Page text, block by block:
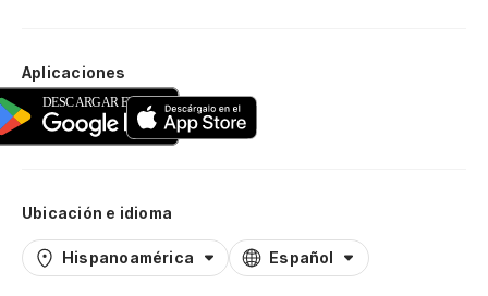
Aplicaciones
Ubicación e idioma
Hispanoamérica Español